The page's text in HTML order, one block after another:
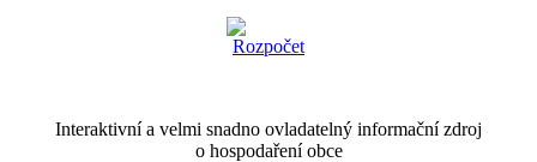
Interaktivní a velmi snadno ovladatelný informační zdroj
o hospodaření obce